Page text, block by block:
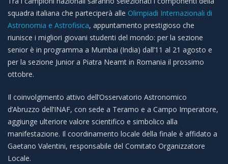
squadra italiana che parteciperà alle Olimpiadi Internazionali di
Astronomia e Astrofisica, appuntamento prestigioso che
riunisce i migliori giovani studenti del mondo: per la sezione
senior è in programma a Mumbai (India) dall’11 al 21 agosto e
per la sezione Junior a Piatra Neamt in Romania il prossimo
ottobre.
Il coinvolgimento attivo dell’Osservatorio Astronomico
d’Abruzzo dell’INAF, con sede a Teramo e a Campo Imperatore,
aggiunge ulteriore valore scientifico e simbolico alla
manifestazione. Il coordinamento locale della finale è affidato a
Gaetano Valentini, responsabile del Comitato Organizzatore
Locale.